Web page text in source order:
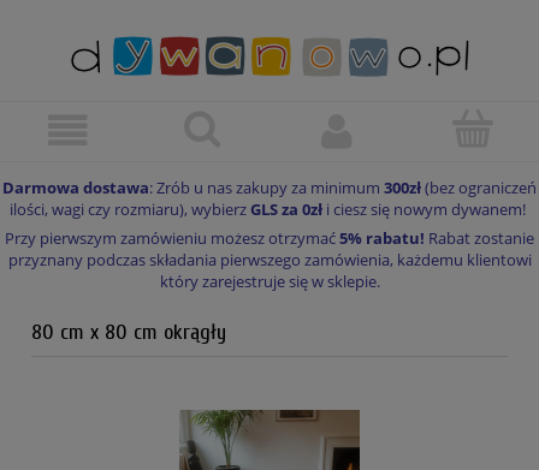
Darmowa dostawa: Zrób u nas zakupy za minimum 300zł(bez ograniczeń
ilości, wagi czy rozmiaru), wybierzGLS za 0zł i ciesz się nowym dywanem!
Przy pierwszym zamówieniu możesz otrzymać5% rabatu! Rabat zostanie
przyznany podczas składania pierwszego zamówienia, każdemu klientowi
który zarejestruje się w sklepie.
80 cm x 80 cm okrągły